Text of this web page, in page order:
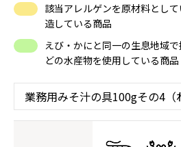
該当アレルゲンを原材料とし
造している商品
えび・かにと同一の生息地域
どの水産物を使用している商品